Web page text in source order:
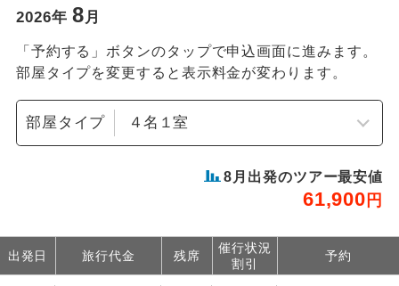
2026年 8月
「予約する」ボタンのタップで申込画面に進みます。
部屋タイプを変更すると表示料金が変わります。
部屋タイプ
8 月出発のツアー最安値
61,900 円
出発日 旅行代金 残席
催行状況
割引
予約